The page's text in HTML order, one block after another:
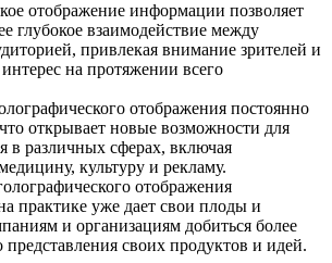
отображение информации позволяет
глубокое взаимодействие между
привлекая внимание зрителей и
на протяжении всего
отображения постоянно
открывает новые возможности для
в различных сферах, включая
культуру и рекламу.
отображения
практике уже дает свои плоды и
и организациям добиться более
представления своих продуктов и идей.